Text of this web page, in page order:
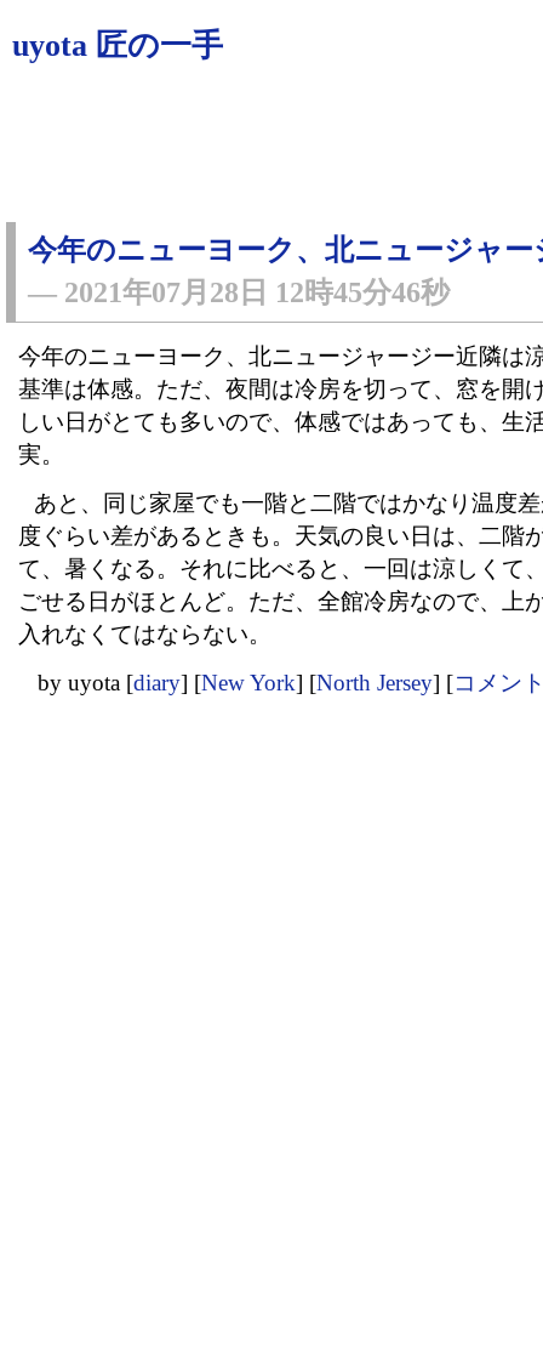
uyota 匠の一手
今年のニューヨーク、北ニュージャ
― 2021年07月28日 12時45分46秒
今年のニューヨーク、北ニュージャージー近隣は
基準は体感。ただ、夜間は冷房を切って、窓を開
しい日がとても多いので、体感ではあっても、生
実。
あと、同じ家屋でも一階と二階ではかなり温度
度ぐらい差があるときも。天気の良い日は、二階
て、暑くなる。それに比べると、一回は涼しくて
ごせる日がほとんど。ただ、全館冷房なので、上
入れなくてはならない。
by uyota [diary] [New York] [North Jersey] [コメン